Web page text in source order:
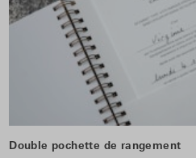
Double pochette de rangement